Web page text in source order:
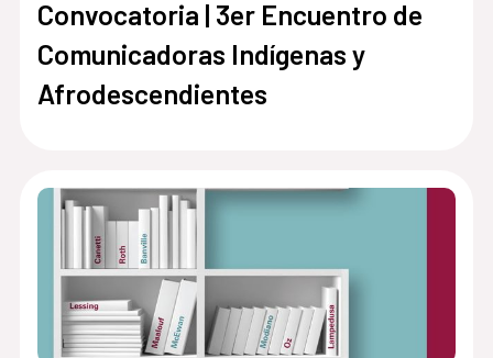
Convocatoria | 3er Encuentro de
Comunicadoras Indígenas y
Afrodescendientes